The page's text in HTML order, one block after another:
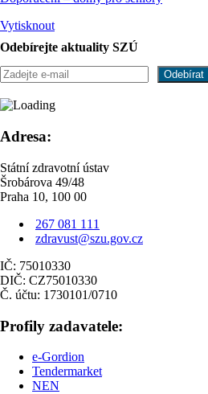
Vytisknout
Odebírejte aktuality SZÚ
Adresa:
Státní zdravotní ústav
Šrobárova 49/48
Praha 10, 100 00
267 081 111
zdravust@szu.gov.cz
IČ: 75010330
DIČ: CZ75010330
Č. účtu: 1730101/0710
Profily zadavatele:
e-Gordion
Tendermarket
NEN